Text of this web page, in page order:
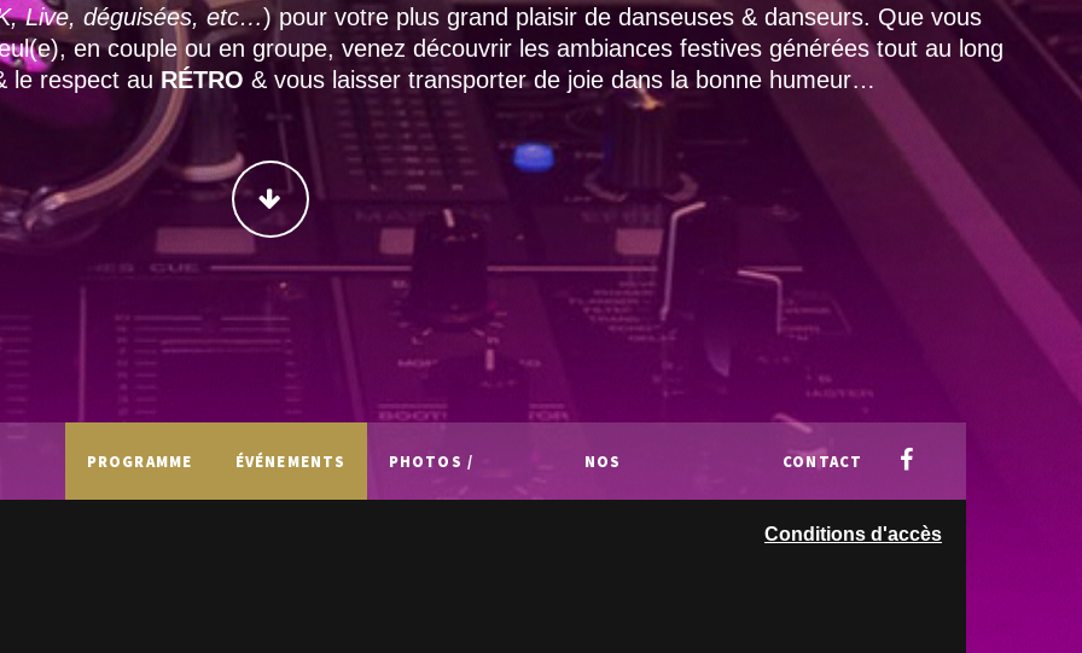
Live, déguisées, etc…) pour votre plus grand plaisir de danseuses & danseurs. Que vous
en couple ou en groupe, venez découvrir les ambiances festives générées tout au long
le respect au RÉTRO & vous laisser transporter de joie dans la bonne humeur…
CONTINUER
PROGRAMME ÉVÉNEMENTS PHOTOS / NOS CONTACT
Conditions d'accès